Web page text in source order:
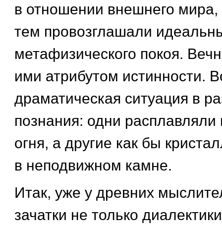
в отношении внешнего мира,
тем провозглашали
метафизического покоя.
ими атрибутом истинности.
драматическая ситуация в
познания: одни расплавляли
огня, а другие как бы
в неподвижном камне.
Итак, уже у древних
зачатки не только